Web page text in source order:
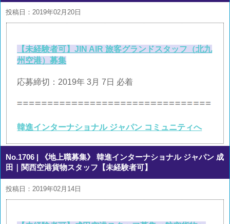
投稿日：2019年02月20日
【未経験者可】JIN AIR 旅客グランドスタッフ（北九
州空港）募集
応募締切：2019年 3月 7日 必着
韓進インターナショナル ジャパン コミュニティへ
No.1706 | 《地上職募集》 韓進インターナショナル ジャパン 成
田｜関西空港貨物スタッフ【未経験者可】
投稿日：2019年02月14日